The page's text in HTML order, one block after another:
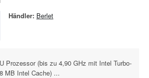
Händler: Berlet
Prozessor (bis zu 4,90 GHz mit Intel Turbo-
MB Intel Cache) ...